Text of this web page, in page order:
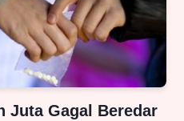
Juta Gagal Beredar